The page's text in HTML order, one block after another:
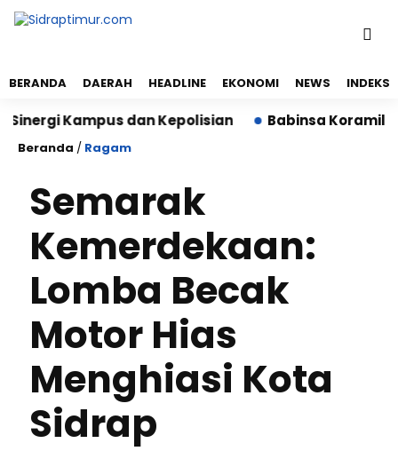
BERANDA DAERAH HEADLINE EKONOMI NEWS INDEKS
Kampus dan Kepolisian Babinsa Koramil 02/
Beranda / Ragam
Semarak
Kemerdekaan:
Lomba Becak
Motor Hias
Menghiasi Kota
Sidrap